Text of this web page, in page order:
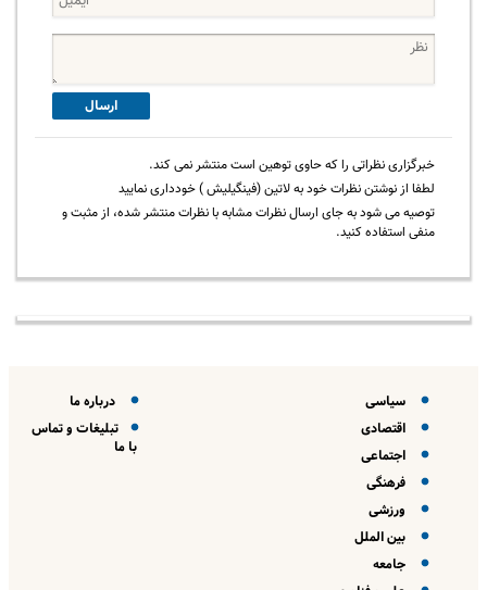
ارسال
خبرگزاری نظراتی را که حاوی توهین است منتشر نمی کند.
لطفا از نوشتن نظرات خود به لاتین (فینگیلیش ) خودداری نمایید
توصیه می شود به جای ارسال نظرات مشابه با نظرات منتشر شده، از مثبت و
منفی استفاده کنید.
سیاسی
اقتصادی
اجتماعی
فرهنگی
ورزشی
بین الملل
جامعه
درباره ما
تبلیغات و تماس
با ما